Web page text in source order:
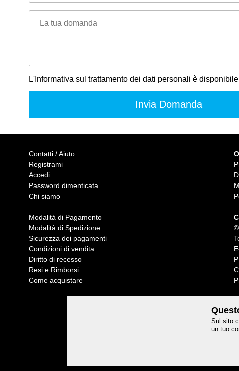
La tua domanda
L'Informativa sul trattamento dei dati personali è disponibile
Contatti / Aiuto
Registrami
Accedi
Password dimenticata
Chi siamo
Modalità di Pagamento
Modalità di Spedizione
Sicurezza dei pagamenti
Condizioni di vendita
Diritto di recesso
Resi e Rimborsi
Come acquistare
Sul sito
un tuo